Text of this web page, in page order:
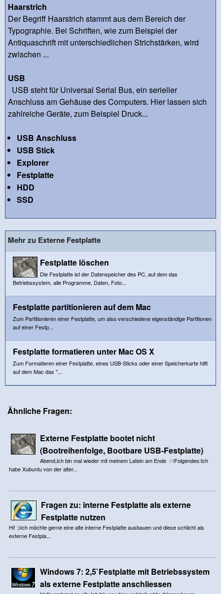
Haarstrich
Der Begriff Haarstrich stammt aus dem Bereich der
Typographie. Bei Schriften, wie zum Beispiel der
Antiquaschrift mit unterschiedlichen Strichstärken, wird
zwischen ...
USB
USB steht für Universal Serial Bus, ein serieller
Anschluss am Gehäuse des Computers. Hier lassen sich
zahlreiche Geräte, zum Beispiel Druck...
USB Anschluss
USB Stick
Explorer
Festplatte
HDD
SSD
Mehr zu Externe Festplatte
Festplatte löschen
Die Festplatte ist der Datenspeicher des PC, auf dem das
Betriebssystem, alle Programme, Daten, Foto...
Festplatte partitionieren auf dem Mac
Zum Partitionieren einer Festplatte, um also verschiedene eigenständige Partitionen
auf einer Festp...
Festplatte formatieren unter Mac OS X
Zum Formatieren einer Festplatte, eines USB-Sticks oder einer Speicherkarte hilft
auf dem Mac das "...
Ähnliche Fragen:
Externe Festplatte bootet nicht
(Bootreihenfolge, Bootbare USB-Festplatte)
Abend,ich bin mal wieder mit meinem Latein am Ende :-\Folgendes:Ich
habe Xubuntu von der alter...
Fragen zu: interne Festplatte als externe
Festplatte nutzen
Hi! :)Ich möchte gerne eine alte interne Festplatte ausbauen und diese schlicht als
externe Festpla...
Windows 7: 2,5`Festplatte mit Betriebssystem
als externe Festplatte anschliessen